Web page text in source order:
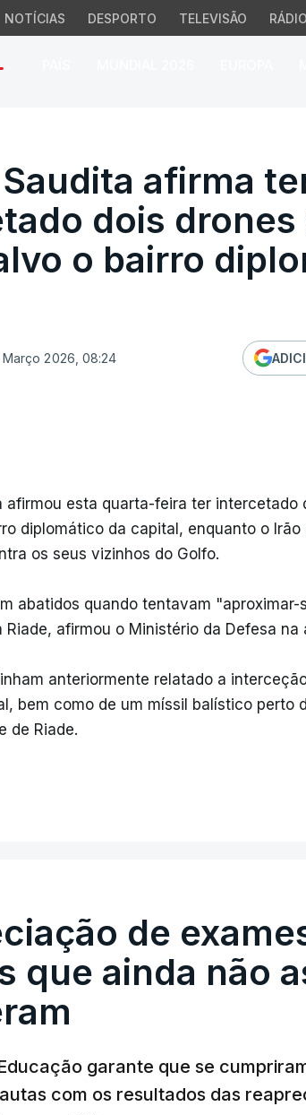
NOTÍCIAS DESPORTO TELEVISÃO RÁDIO
afirma
afirma
dois
o bairro
Março 2026, 08:24
afirmou esta quarta-feira ter intercetado
diplomático da capital, enquanto o
os seus vizinhos do Golfo.
abatidos quando tentavam "aproximar-
Riade, afirmou o Ministério da Defesa na
anteriormente relatado a
bem como de um míssil balístico perto
de Riade.
de
que ainda não
garante que se
com os resultados das